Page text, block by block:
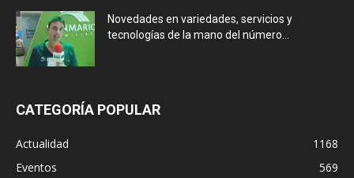
Novedades en variedades, servicios y
tecnologías de la mano del número...
CATEGORÍA POPULAR
Actualidad
1168
Eventos
569